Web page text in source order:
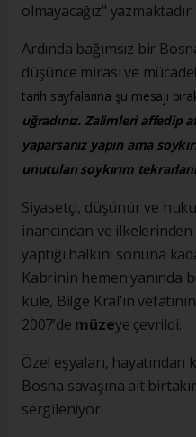
olmayacağız" yazmaktadır.
Ardında bağımsız bir
düşünce mirası ve
tarih sayfalarına şu mesajı
uğradınız. Zalimleri affedip
yaparsanız yapın ama
unutulan soykırım
Siyasetçi, düşünür ve
inancından ve
yaptığı halkını sonuna
Kabrinin hemen yanında
kule, Bilge Kral’ın
2007’de müzeye çevrildi.
Özel eşyaları,
Bosna savaşına ait
sergileniyor.